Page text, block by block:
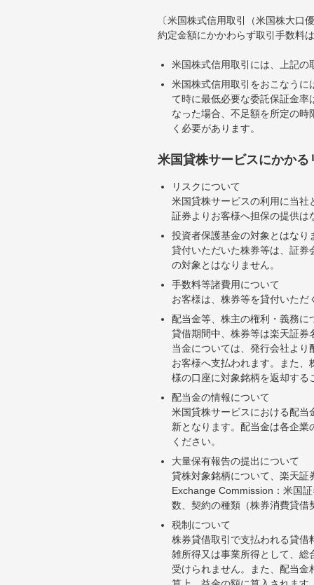
〔米国株式信用取引（米国株大口
約定金額にかかわらず取引手数料
米国株式信用取引には、上記
米国株式信用取引をおこなう
て時に最低必要な委託保証金
なった場合、不足額を所定の
く必要があります。
米国貸株サービスにかかる
リスクについて
米国貸株サービスの利用に当
証券よりお客様へ担保の提供
投資者保護基金の対象とはなり
貸付いただいた株券等は、証
の対象とはなりません。
手数料等諸費用について
お客様は、株券等を貸付いた
配当金等、株主の権利・義務に
貸借期間中、株券等は楽天証
当金については、発行会社よ
お客様へ支払われます。また
様の口座に対象銘柄を返却す
配当金の情報について
米国貸株サービスにおける配当
新となります。配当金は各企
ください。
大量保有報告の提出について
貸株対象銘柄について、楽天
Exchange Commission：米国
数、契約の種類（株券消費貸
税制について
株券貸借取引で支払われる貸
雑所得又は事業所得として、
受けられません。また、配当